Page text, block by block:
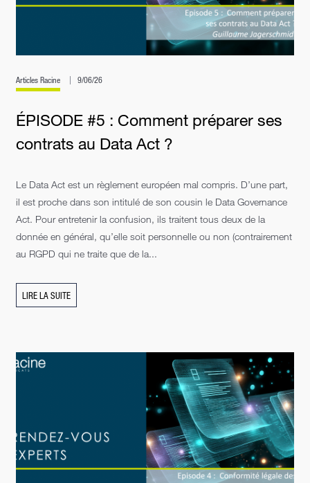
Articles Racine 9/06/26
ÉPISODE #5 : Comment préparer ses
contrats au Data Act ?
Le Data Act est un règlement européen mal compris. D’une part,
il est proche dans son intitulé de son cousin le Data Governance
Act. Pour entretenir la confusion, ils traitent tous deux de la
donnée en général, qu’elle soit personnelle ou non (contrairement
au RGPD qui ne traite que de la...
LIRE LA SUITE